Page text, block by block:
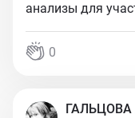
анализы для
0